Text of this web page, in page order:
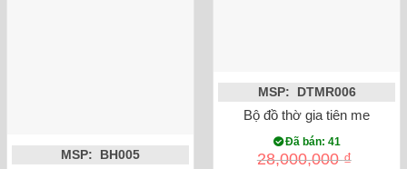
MSP: BH005
MSP: DTMR006
Bộ đồ thờ gia tiên men rạn
Đã bán: 41
28,000,000₫